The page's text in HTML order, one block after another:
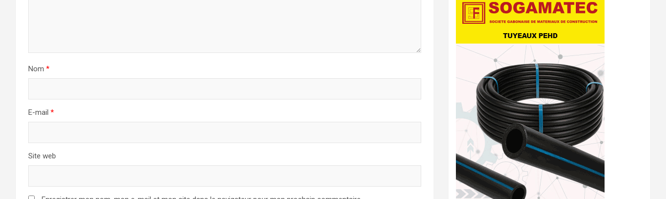
Nom *
E-mail *
Site web